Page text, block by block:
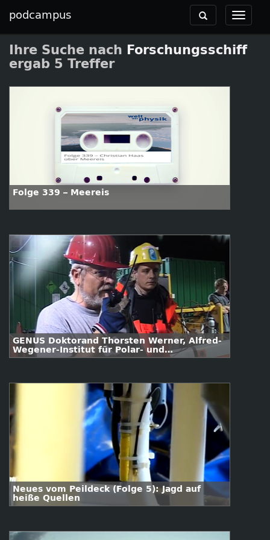
podcampus
Toggle
Toggle
navigation
Ihre Suche nach Forschungsschiff
ergab 5 Treffer
Folge 339 – Meereis
GENUS Doktorand Thorsten Werner, Alfred-
Wegener-Institut für Polar- und
Meeresforschung
Neues vom Peildeck (Folge 5): Jagd auf
heiße Quellen